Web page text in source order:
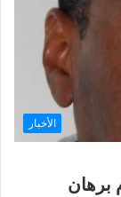
الأخبار
برهان